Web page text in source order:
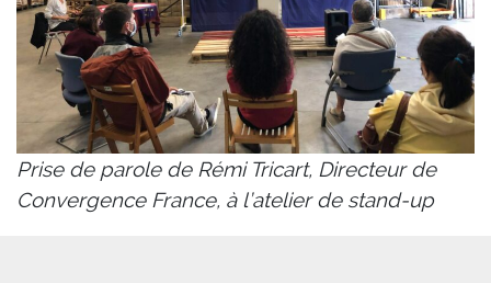
Prise de parole de Rémi Tricart, Directeur de
Convergence France, à l’atelier de stand-up